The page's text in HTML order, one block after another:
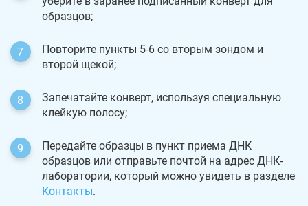
образцов;
Повторите пункты 5-6 со вторым зондом и
второй щекой;
Запечатайте конверт, используя специальную
клейкую полосу;
Передайте образцы в пункт приема ДНК
образцов или отправьте почтой на адрес ДНК-
лаборатории, который можно увидеть в разделе
Контакты.